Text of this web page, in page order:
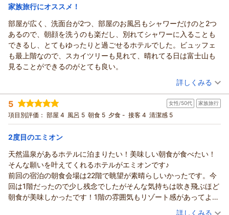
いつも意見の割れる三姉妹ですが、口を揃えて3人がこう言いまし
た。「エミオン最高！また泊まろうよ！」と。とっても素敵な夏
休みの思い出になりました。お世話になりました＾＾
よう、より一層努めてまいります。
し上げております。
（返信日：2026/08/06）
食、2日目は22階での朝食でした。内容に変わりはなかったです。
ホテル内にあるファミマ、ディズニー閉園1時間前くらいから激混
みします。また温泉も、そのあたりが激混みします。利用考えて
る方は早めの戻りがいいかもです。
またこれはその日だけだったのかもしれませんが、昨今のインバ
ウンド情勢にしては海外の方が少なかったように感じます。日本
気持ち的にゆとり持って過ごせました。ありがとうございまし
た。
宿泊価格帯： 15,001～16,000円(大人一人あたり/税込)
ホテル エミオン 東京ベイからの返信
この度はホテル エミオン 東京ベイをご利用いただき、誠にあり
がとうございます。
また、ご両親との大切なご旅行に当ホテルをお選びいただきま
したこと、心より御礼申し上げます。
ご滞在にご満足いただけたご様子を伺い、大変嬉しく拝見いた
しました。特にご朝食をお楽しみいただけたとのお言葉は、ス
タッフにとって何よりの励みとなります。
また、館内のコンビニエンスストアや大浴場の混雑状況につき
ましても、貴重なご意見をお寄せいただき、ありがとうござい
ます。
サービスの向上に努めてまいります。
またご家族皆様でお越しいただき、素敵なひとときをお過ごし
いただければ幸いです。
スタッフ一同、心よりお待ち申し上げております。
（返信日：2026/08/04）
家族旅行にオススメ！
部屋が広く、洗面台が2つ、部屋のお風呂もシャワーだけのと2つ
あるので、朝顔を洗うのも楽だし、別れてシャワーに入ることも
できるし、とてもゆったりと過ごせるホテルでした。ビュッフェ
も最上階なので、スカイツリーも見れて、晴れてる日は富士山も
見ることができるのがとても良い。
（投稿日：2026/08/01）
宿泊時期： 2026年07月宿泊 (子連れ旅行)
投稿者： マコツさん
宿泊プラン： 【じゃらんスペシャルウィーク】★シンプルステイプラン
★（朝食付き）
その他 朝のみ
宿泊価格帯： 9,001～10,000円(大人一人あたり/税込)
ホテル エミオン 東京ベイからの返信
この度はホテルエミオン東京ベイをご利用いただき誠にありが
とうございます。
お部屋の広さや洗面台・シャワー設備など快適にお過ごしいた
だけたようで大変嬉しく思います。
また２２階の朝食会場からの景色もお楽しみいただけたとのこ
詳しくみる
5 女性/50代 家族旅行
項目別評価： 部屋 4 風呂 5 朝食 5 夕食 - 接客 4 清潔感 5
2度目のエミオン
天然温泉があるホテルに泊まりたい！美味しい朝食が食べたい！
そんな願いを叶えてくれるホテルがエミオンです♪
前回の宿泊の朝食会場は22階で眺望が素晴らしいかったです。今
回は1階だったので少し残念でしたがそんな気持ちは吹き飛ぶほど
朝食が美味しかったです！1階の雰囲気もリゾート感があってよか
ったです！朝食だけでも食べに来られるので家族や友人を誘って
（投稿日：2026/07/31）
詳しくみる